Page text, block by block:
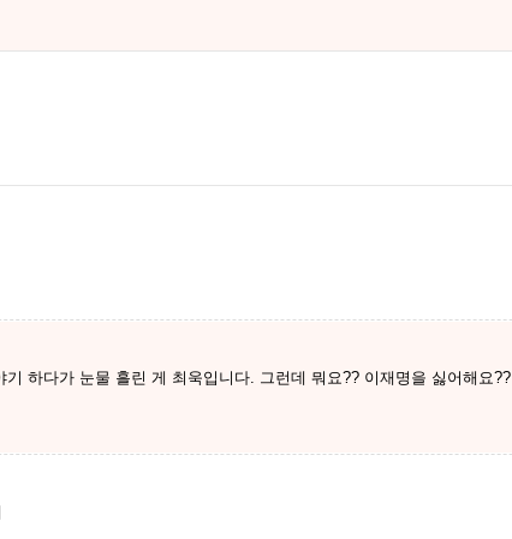
하다가 눈물 흘린 게 최욱입니다. 그런데 뭐요?? 이재명을 싫어해요??